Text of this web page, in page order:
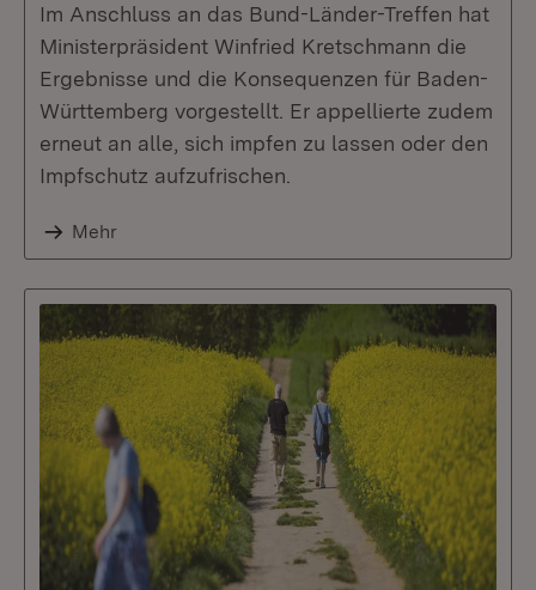
Im Anschluss an das Bund-Länder-Treffen hat
Ministerpräsident Winfried Kretschmann die
Ergebnisse und die Konsequenzen für Baden-
Württemberg vorgestellt. Er appellierte zudem
erneut an alle, sich impfen zu lassen oder den
Impfschutz aufzufrischen.
Mehr